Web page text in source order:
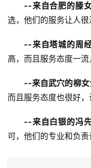
--来自合肥的滕女
选，他们的服务让人很
--来自塔城的周经
高，而且服务态度一流
--来自武穴的柳女
而且服务态度也很好，
--来自白银的冯先
可，他们的专业和负责